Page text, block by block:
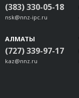
(383) 330-05-18
nsk@nnz-ipc.ru
АЛМАТЫ
(727) 339-97-17
kaz@nnz.ru